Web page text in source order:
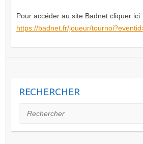
Pour accéder au site Badnet cliquer ici
https://badnet.fr/joueur/
RECHERCHER
Rechercher